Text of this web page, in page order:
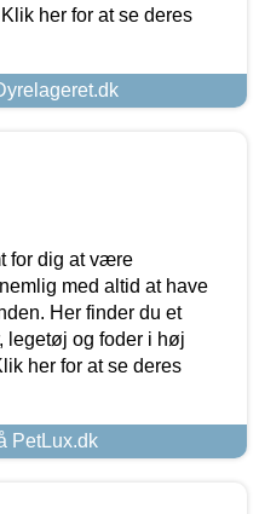
her for at se deres
for dig at være
med altid at have
Her finder du et
legetøj og foder i høj
her for at se deres
PetLux.dk